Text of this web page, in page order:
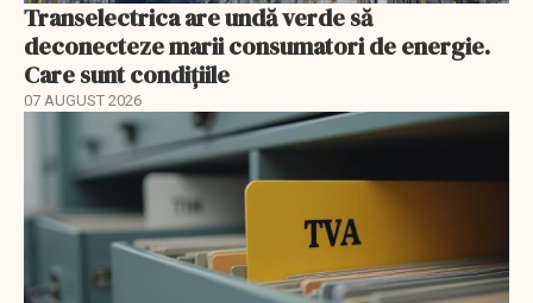
Transelectrica are undă verde să
deconecteze marii consumatori de energie.
Care sunt condițiile
07 AUGUST 2026